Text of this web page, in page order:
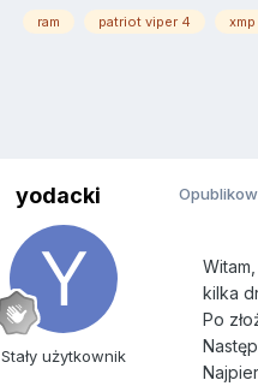
ram patriot viper 4 xmp
yodacki
Stały użytkownik
Witam,
kilka
Po